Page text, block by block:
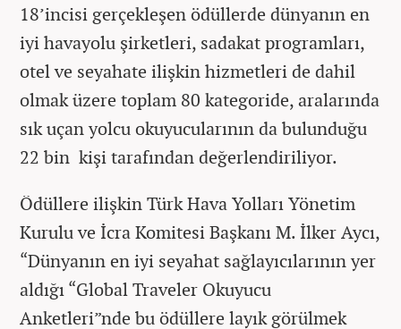
18’incisi gerçekleşen ödüllerde dünyanın en
iyi havayolu şirketleri, sadakat programları,
otel ve seyahate ilişkin hizmetleri de dahil
olmak üzere toplam 80 kategoride, aralarında
sık uçan yolcu okuyucularının da bulunduğu
22 bin kişi tarafından değerlendiriliyor.
Ödüllere ilişkin Türk Hava Yolları Yönetim
Kurulu ve İcra Komitesi Başkanı M. İlker Aycı,
“Dünyanın en iyi seyahat sağlayıcılarının yer
aldığı “Global Traveler Okuyucu
Anketleri”nde bu ödüllere layık görülmek